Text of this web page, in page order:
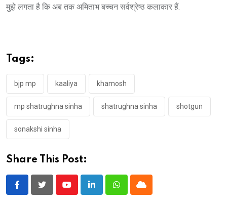
मुझे लगता है कि अब तक अमिताभ बच्चन सर्वश्रेष्ठ कलाकार हैं.
Tags:
bjp mp kaaliya khamosh
mp shatrughna sinha shatrughna sinha shotgun
sonakshi sinha
Share This Post:
YoutubeLinkedInWhatsappCloud